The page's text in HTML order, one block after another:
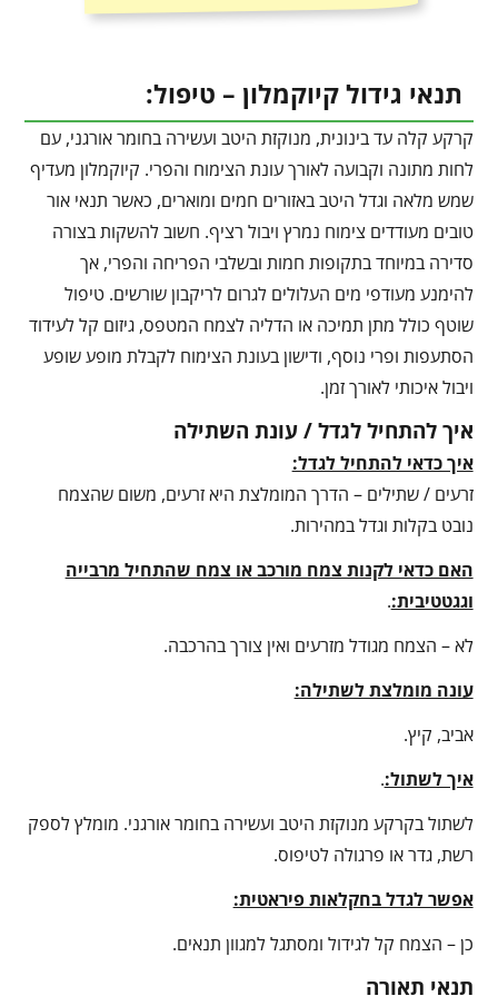
תנאי גידול קיוקמלון – טיפול:
קרקע קלה עד בינונית, מנוקזת היטב ועשירה בחומר אורגני, עם
לחות מתונה וקבועה לאורך עונת הצימוח והפרי. קיוקמלון מעדיף
שמש מלאה וגדל היטב באזורים חמים ומוארים, כאשר תנאי אור
טובים מעודדים צימוח נמרץ ויבול רציף. חשוב להשקות בצורה
סדירה במיוחד בתקופות חמות ובשלבי הפריחה והפרי, אך
להימנע מעודפי מים העלולים לגרום לריקבון שורשים. טיפול
שוטף כולל מתן תמיכה או הדליה לצמח המטפס, גיזום קל לעידוד
הסתעפות ופרי נוסף, ודישון בעונת הצימוח לקבלת מופע שופע
ויבול איכותי לאורך זמן.
איך להתחיל לגדל / עונת השתילה
איך כדאי להתחיל לגדל:
זרעים / שתילים – הדרך המומלצת היא זרעים, משום שהצמח
נובט בקלות וגדל במהירות.
האם כדאי לקנות צמח מורכב או צמח שהתחיל מרבייה
וגגטטיבית:.
לא – הצמח מגודל מזרעים ואין צורך בהרכבה.
עונה מומלצת לשתילה:
אביב, קיץ.
איך לשתול:.
לשתול בקרקע מנוקזת היטב ועשירה בחומר אורגני. מומלץ לספק
רשת, גדר או פרגולה לטיפוס.
אפשר לגדל בחקלאות פיראטית:
כן – הצמח קל לגידול ומסתגל למגוון תנאים.
תנאי תאורה